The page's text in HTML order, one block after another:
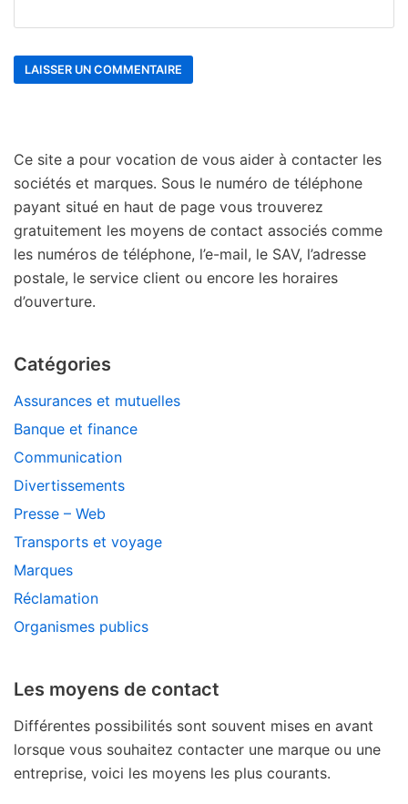
Ce site a pour vocation de vous aider à contacter les
sociétés et marques. Sous le numéro de téléphone
payant situé en haut de page vous trouverez
gratuitement les moyens de contact associés comme
les numéros de téléphone, l’e-mail, le SAV, l’adresse
postale, le service client ou encore les horaires
d’ouverture.
Catégories
Assurances et mutuelles
Banque et finance
Communication
Divertissements
Presse – Web
Transports et voyage
Marques
Réclamation
Organismes publics
Les moyens de contact
Différentes possibilités sont souvent mises en avant
lorsque vous souhaitez contacter une marque ou une
entreprise, voici les moyens les plus courants.